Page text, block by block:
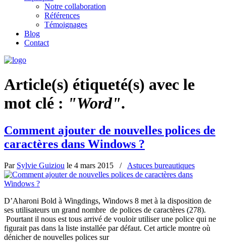
Notre collaboration
Références
Témoignages
Blog
Contact
Article(s) étiqueté(s) avec le
mot clé : "Word".
Comment ajouter de nouvelles polices de
caractères dans Windows ?
Par Sylvie Guiziou le 4 mars 2015 / Astuces bureautiques
D’Aharoni Bold à Wingdings, Windows 8 met à la disposition de
ses utilisateurs un grand nombre de polices de caractères (278).
Pourtant il nous est tous arrivé de vouloir utiliser une police qui ne
figurait pas dans la liste installée par défaut. Cet article montre où
dénicher de nouvelles polices sur